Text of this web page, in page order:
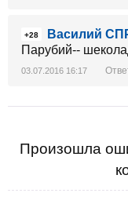
+28
Василий
Парубий--
03.07.2016 16:17
Произошла